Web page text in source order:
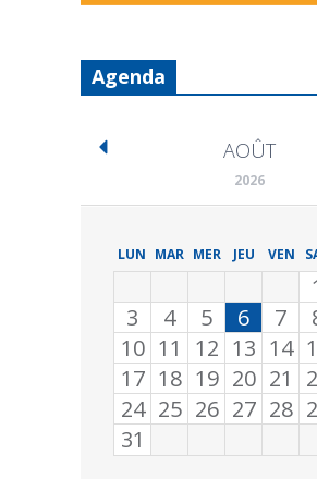
Agenda
AOÛT
2026
LUN MAR MER JEU VEN
3
4 5 6 7
10 11 12 13 14
17 18 19 20 21
24 25 26 27 28
31